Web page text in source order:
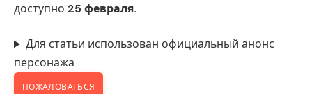
доступно 25 февраля.
Для статьи использован официальный анонс
персонажа
ПОЖАЛОВАТЬСЯ